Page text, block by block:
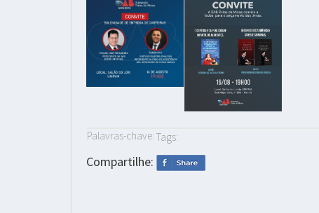
Palavras-chave: Tags:
Compartilhe: